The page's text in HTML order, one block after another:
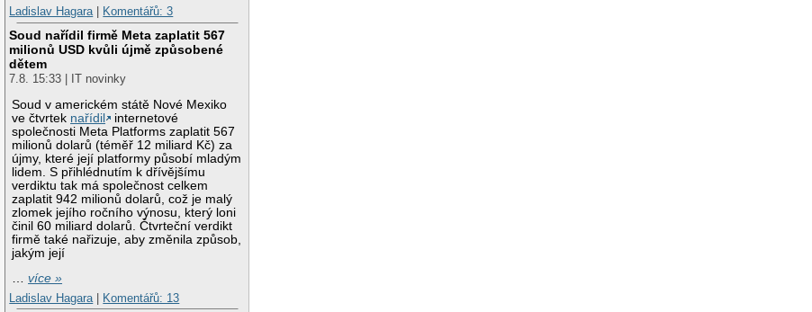
Ladislav Hagara| Komentářů: 3
Soud nařídil firmě Meta zaplatit 567
milionů USD kvůli újmě způsobené
dětem
7.8. 15:33 | IT novinky
Soud v americkém státě Nové Mexiko
ve čtvrtek nařídil
internetové
společnosti Meta Platforms zaplatit 567
milionů dolarů (téměř 12 miliard Kč) za
újmy, které její platformy působí mladým
lidem. S přihlédnutím k dřívějšímu
verdiktu tak má společnost celkem
zaplatit 942 milionů dolarů, což je malý
zlomek jejího ročního výnosu, který loni
činil 60 miliard dolarů. Čtvrteční verdikt
firmě také nařizuje, aby změnila způsob,
jakým její
…více »
Ladislav Hagara
Komentářů: 13